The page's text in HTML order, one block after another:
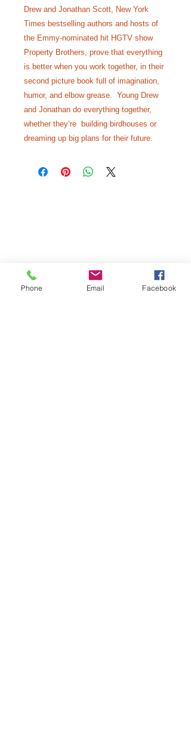
Drew and Jonathan Scott, New York
Times bestselling authors and hosts of
the Emmy-nominated hit HGTV show
Property Brothers, prove that everything
is better when you work together, in their
second picture book full of imagination,
humor, and elbow grease. Young Drew
and Jonathan do everything together,
whether they’re building birdhouses or
dreaming up big plans for their future.
Phone Email Facebook